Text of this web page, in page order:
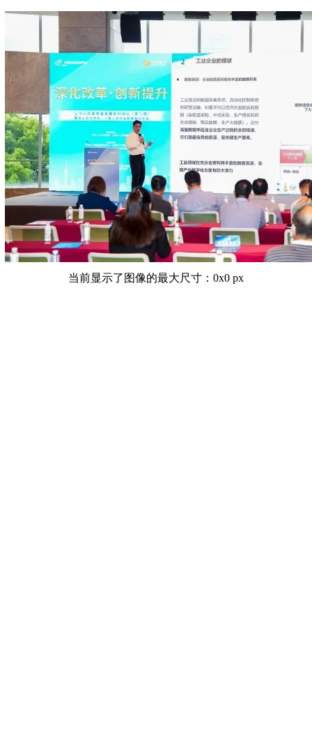
当前显示了图像的最大尺寸：0x0 px